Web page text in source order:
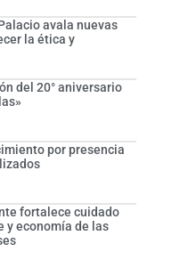
avala nuevas
la ética y
del 20° aniversario
por presencia
fortalece cuidado
y economía de las